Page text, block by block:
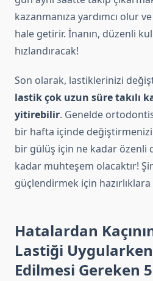
kazanmanıza yardımcı olur
hale getirir. İnanın, düzenli
hızlandıracak!
Son olarak, lastiklerinizi
lastik çok uzun süre takılı
yitirebilir. Genelde
bir hafta içinde değiştirmenizi
bir gülüş için ne kadar özenli
kadar muhteşem olacaktır!
güçlendirmek için hazırlıklara
Hatalardan
Lastiği
Edilmesi Gereken